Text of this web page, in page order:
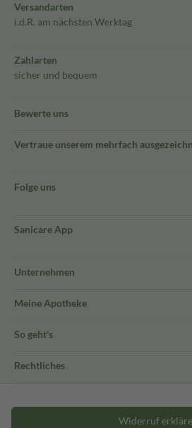
Versandarten
i.d.R. am nächsten Werktag
Zahlarten
sicher und bequem
Bewerte uns
Vertraue unserem mehrfach
Folge uns
Sanicare App
Unternehmen
Meine Apotheke
So geht's
Rechtliches
Widerruf